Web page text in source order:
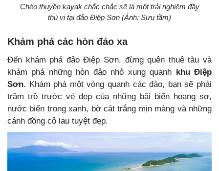
Chèo thuyền kayak chắc chắc sẽ là một trải nghiệm đầy
thú vị tại đảo Điệp Sơn (Ảnh: Sưu tầm)
Khám phá các hòn đảo xa
Đến khám phá đảo Điệp Sơn, đừng quên thuê tàu và
khám phá những hòn đảo nhỏ xung quanh khu Điệp
Sơn. Khám phá một vòng quanh các đảo, bạn sẽ phải
trầm trồ trước vẻ đẹp của những bãi biển hoang sơ,
nước biển trong xanh, bờ cát trắng mịn màng và những
cánh đồng cỏ lau tuyệt đẹp.